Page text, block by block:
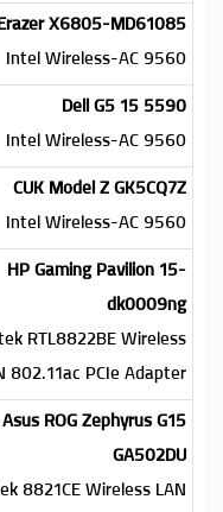
X6805-MD61085
Intel Wireless-AC 9560
Dell G5 15 5590
Intel Wireless-AC 9560
CUK Model Z GK5CQ7Z
Intel Wireless-AC 9560
HP Gaming Pavilion 15-
dk0009ng
RTL8822BE Wireless
802.11ac PCIe Adapter
Asus ROG Zephyrus G15
GA502DU
8821CE Wireless LAN